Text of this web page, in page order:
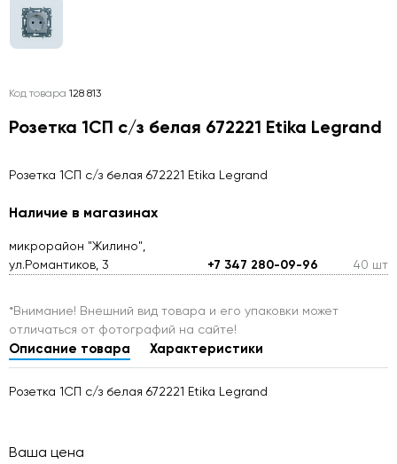
Код товара 128 813
Розетка 1СП с/з белая 672221 Etika Legrand
Розетка 1СП с/з белая 672221 Etika Legrand
Наличие в магазинах
микрорайон "Жилино",
ул.Романтиков, 3
+7 347 280-09-96 40 шт
*Внимание! Внешний вид товара и его упаковки может
отличаться от фотографий на сайте!
Описание товара Характеристики
Розетка 1СП с/з белая 672221 Etika Legrand
Ваша цена